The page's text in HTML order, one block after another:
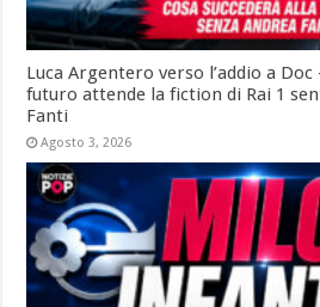
Luca Argentero verso l’addio a
futuro attende la fiction di Rai 1
Fanti
Agosto 3, 2026